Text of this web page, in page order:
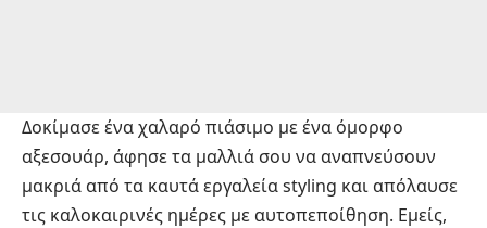
Δοκίμασε ένα χαλαρό πιάσιμο με ένα όμορφο
αξεσουάρ, άφησε τα μαλλιά σου να αναπνεύσουν
μακριά από τα καυτά εργαλεία styling και απόλαυσε
τις καλοκαιρινές ημέρες με αυτοπεποίθηση. Εμείς,